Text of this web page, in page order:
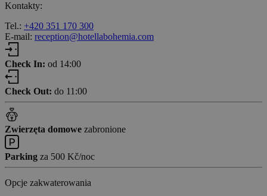
Kontakty:
Tel.: +420 351 170 300
E-mail: reception@hotellabohemia.com
Check In: od 14:00
Check Out: do 11:00
Zwierzęta domowe zabronione
Parking za 500 Kč/noc
Opcje zakwaterowania